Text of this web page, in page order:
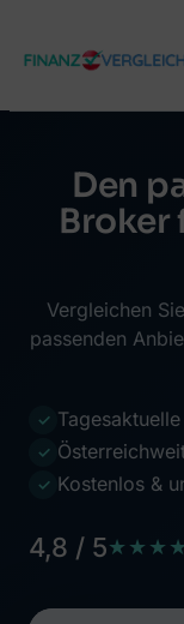
Inhalt
Den
Broker
Vergleichen
passenden
✓
✓
✓ Kostenlos &
4,8 / 5